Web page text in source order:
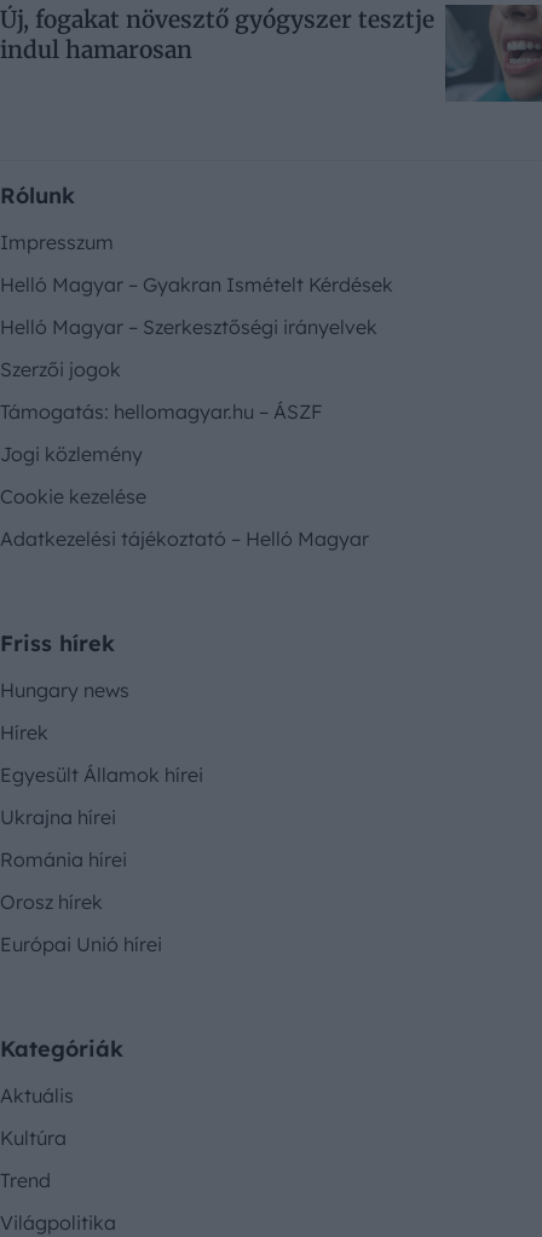
Új, fogakat növesztő gyógyszer tesztje
indul hamarosan
Rólunk
Impresszum
Helló Magyar – Gyakran Ismételt Kérdések
Helló Magyar – Szerkesztőségi irányelvek
Szerzői jogok
Támogatás: hellomagyar.hu – ÁSZF
Jogi közlemény
Cookie kezelése
Adatkezelési tájékoztató – Helló Magyar
Friss hírek
Hungary news
Hírek
Egyesült Államok hírei
Ukrajna hírei
Románia hírei
Orosz hírek
Európai Unió hírei
Kategóriák
Aktuális
Kultúra
Trend
Világpolitika